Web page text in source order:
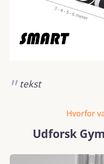
tekst
Hvorfor
Udforsk
Skip image gallery
REACH